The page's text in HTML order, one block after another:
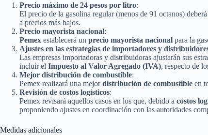
Precio máximo de 24 pesos por litro:
El precio de la gasolina regular (menos de 91 octanos)
a precios más bajos.
Precio mayorista nacional:
Pemex establecerá un precio mayorista nacional para la
Ajustes en las estrategias de importadores y
Las empresas importadoras y distribuidoras ajustarán sus
incluir el Impuesto al Valor Agregado (IVA), respecto de
Mejor distribución de combustible:
Pemex realizará una mejordistribución de combustible en
Revisión de costos logísticos:
Pemex revisará aquellos casos en los que, debido a costos
proponiendo ajustes en coordinación con las autoridades
Medidas adicionales